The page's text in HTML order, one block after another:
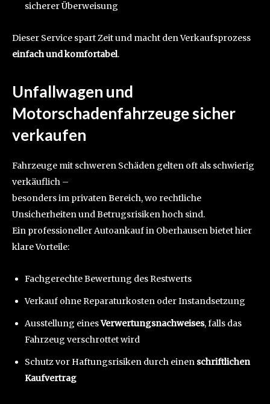
sicherer Überweisung
Dieser Service spart Zeit und macht den Verkaufsprozess
einfach und komfortabel.
Unfallwagen und
Motorschadenfahrzeuge sicher
verkaufen
Fahrzeuge mit schweren Schäden gelten oft als schwierig
verkäuflich –
besonders im privaten Bereich, wo rechtliche
Unsicherheiten und Betrugsrisiken hoch sind.
Ein professioneller Autoankauf in Oberhausen bietet hier
klare Vorteile:
Fachgerechte Bewertung des Restwerts
Verkauf ohne Reparaturkosten oder Instandsetzung
Ausstellung einesVerwertungsnachweises, falls das
Fahrzeug verschrottet wird
Schutz vor Haftungsrisiken durch einen schriftlichen
Kaufvertrag